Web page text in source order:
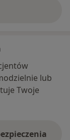
lub
Twoje